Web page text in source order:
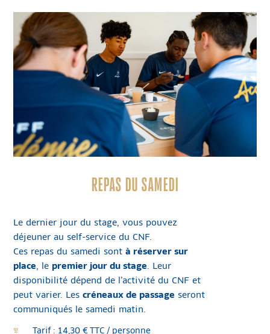
REPAS DU SAMEDI
Le dernier jour du stage, vous pouvez
déjeuner au self-service du CNF.
Ces repas du samedi sontà réserver sur
place , le premier jour du stage . Leur
disponibilité dépend de l’activité du CNF et
peut varier. Lescréneaux de passage seront
communiqués le samedi matin.
Tarif : 14,30 € TTC / personne